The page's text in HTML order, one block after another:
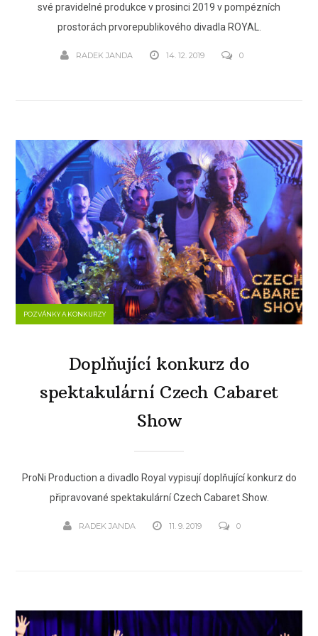
své pravidelné produkce v prosinci 2019 v pompézních
prostorách prvorepublikového divadla ROYAL.
RADEK JANDA 14. 12. 2019 0
POZVÁNKY A KONKURZY
Doplňující konkurz do
spektakulární Czech Cabaret
Show
ProNi Production a divadlo Royal vypisují doplňující konkurz do
připravované spektakulární Czech Cabaret Show.
RADEK JANDA 11. 9. 2019 0